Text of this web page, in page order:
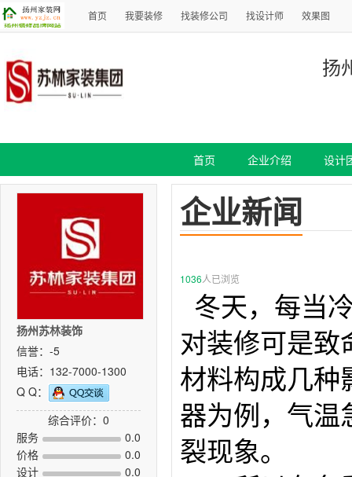
首页 我要装修 找装修公司 找设计师 效果图
扬
首页 企业介绍 设计
扬州苏林装饰
信誉：-5
电话：132-7000-1300
Q Q：
综合评价：0
服务
0.0
价格
0.0
设计
0.0
企业新闻
1036人已浏览
冬天，每当
对装修可是致
材料构成几种
器为例，气温
裂现象。